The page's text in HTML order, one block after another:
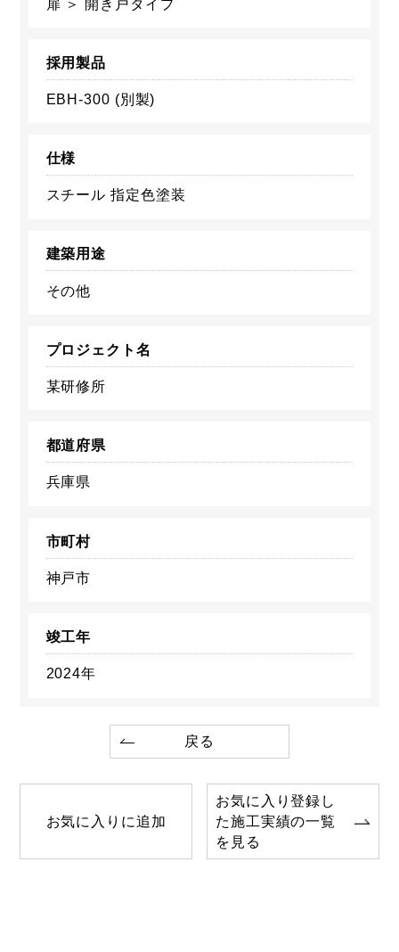
扉 ＞ 開き戸タイプ
採用製品
EBH-300 (別製)
仕様
スチール 指定色塗装
建築用途
その他
プロジェクト名
某研修所
都道府県
兵庫県
市町村
神戸市
竣工年
2024年
戻る
お気に入りに追加
お気に入り登録し
た施工実績の一覧
を見る